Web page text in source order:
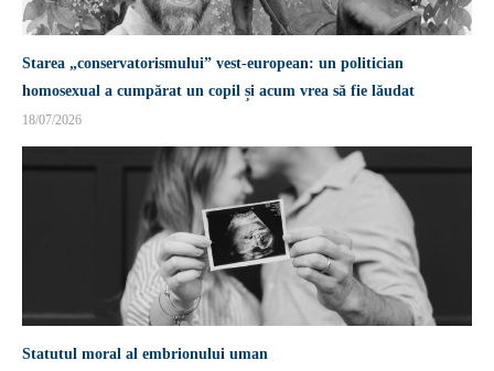
Starea „conservatorismului” vest-european: un politician
homosexual a cumpărat un copil și acum vrea să fie lăudat
18/07/2026
Statutul moral al embrionului uman